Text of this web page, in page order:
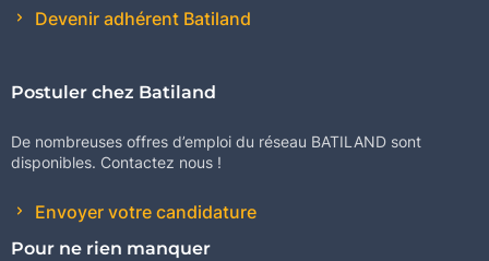
Devenir adhérent Batiland
Postuler chez Batiland
De nombreuses offres d’emploi du réseau BATILAND sont
disponibles. Contactez nous !
Envoyer votre candidature
Pour ne rien manquer